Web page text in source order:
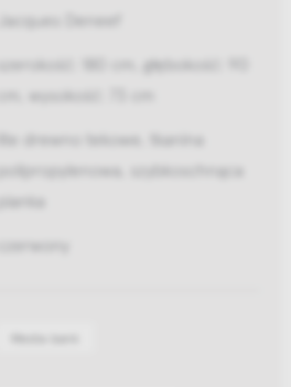
Jacques Deneef
szerokość: 180 cm, głębokość: 90
cm, wysokość: 73 cm
lite drewno tekowe, tkanina
polipropylenowa, szybkoschnąca
pianka
czerwony
Media bank